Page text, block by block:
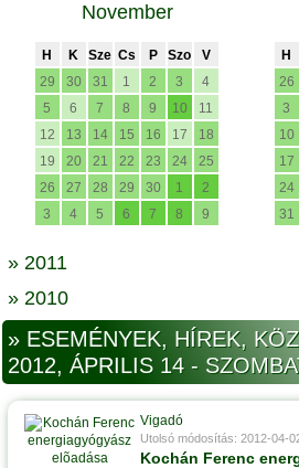
November
H K Sze Cs P Szo
V
29
30 31 1 2 3
4
5
6 7 8 9 10
11
12
13 14 15 16 17
18
19
20 21 22 23 24
25
26
27 28 29 30 1
2
3
4 5 6 7 8 9
H
26
3
10
17
24
31
» 2011
» 2010
» ESEMÉNYEK, HÍREK,
2012, ÁPRILIS 14 -
Vigadó
Utolsó módosítás: 2012-04-
Kochán Ferenc